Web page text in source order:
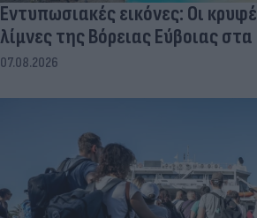
Εντυπωσιακές εικόνες: Οι
λίμνες της Βόρειας Εύβοιας
07.08.2026